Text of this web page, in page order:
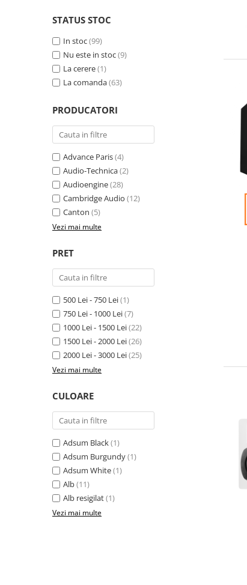
STATUS STOC
In stoc(99)
Nu este in stoc(9)
La cerere(1)
La comanda(63)
PRODUCATORI
Advance Paris(4)
Audio-Technica(2)
Audioengine(28)
Cambridge Audio (12)
Canton (5)
Vezi mai multe
PRET
500 Lei - 750 Lei(1)
750 Lei - 1000 Lei(7)
1000 Lei - 1500 Lei(22)
1500 Lei - 2000 Lei(26)
2000 Lei - 3000 Lei(25)
Vezi mai multe
CULOARE
Adsum Black(1)
Adsum Burgundy(1)
Adsum White(1)
Alb(11)
Alb resigilat(1)
Vezi mai multe